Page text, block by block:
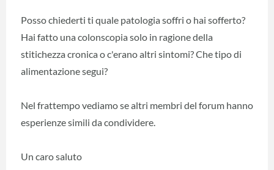
Posso chiederti ti quale patologia soffri o hai sofferto?
Hai fatto una colonscopia solo in ragione della
stitichezza cronica o c'erano altri sintomi? Che tipo di
alimentazione segui?
Nel frattempo vediamo se altri membri del forum hanno
esperienze simili da condividere.
Un caro saluto